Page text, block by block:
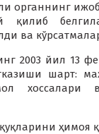
органнинг
қилиб
ва
2003 йил 13
шарт:
ҳимоя